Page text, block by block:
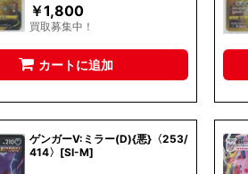
￥1,800
買取募集中！
カートに追加
ゲンガーV:ミラー(D){悪}〈253/
414〉[SI-M]